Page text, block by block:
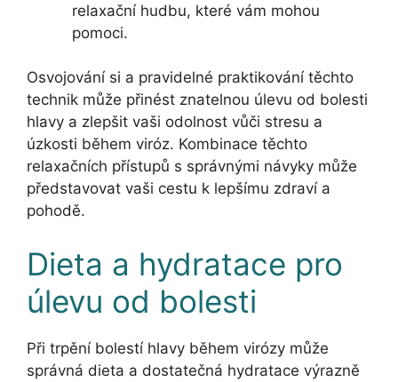
relaxační hudbu, které vám mohou
pomoci.
Osvojování si a pravidelné praktikování těchto
technik může přinést znatelnou úlevu od bolesti
hlavy a zlepšit vaši odolnost vůči stresu a
úzkosti během viróz. Kombinace těchto
relaxačních přístupů s správnými návyky může
představovat vaši cestu k lepšímu zdraví a
pohodě.
Dieta a hydratace pro
úlevu od bolesti
Při trpění bolestí hlavy během virózy může
správná dieta a dostatečná hydratace výrazně